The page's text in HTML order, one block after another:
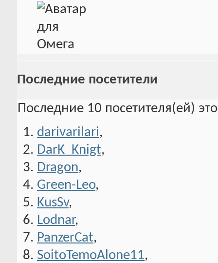
Последние посетители
Последние 10 посетителя(ей)
darivarilari,
DarK_Knigt,
Dragon,
Green-Leo,
KusSv,
Lodnar,
PanzerCat,
SoitoTemoAlone11,